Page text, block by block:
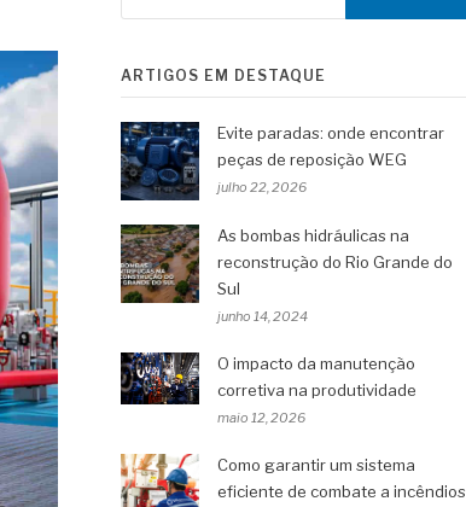
ARTIGOS EM DESTAQUE
Evite paradas: onde encontrar
peças de reposição WEG
julho 22, 2026
As bombas hidráulicas na
reconstrução do Rio Grande do
Sul
junho 14, 2024
O impacto da manutenção
corretiva na produtividade
maio 12, 2026
Como garantir um sistema
eficiente de combate a incêndios